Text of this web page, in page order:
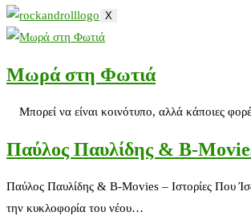
X
Μωρά στη Φωτιά
Μπορεί να είναι κοινότυπο, αλλά κάποιες
Παύλος Παυλίδης & B-
Παύλος Παυλίδης & B-Movies – Ιστορίες Που
την κυκλοφορία του νέου…